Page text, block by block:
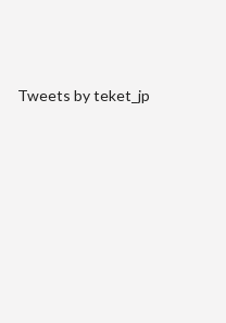
Tweets by teket_jp